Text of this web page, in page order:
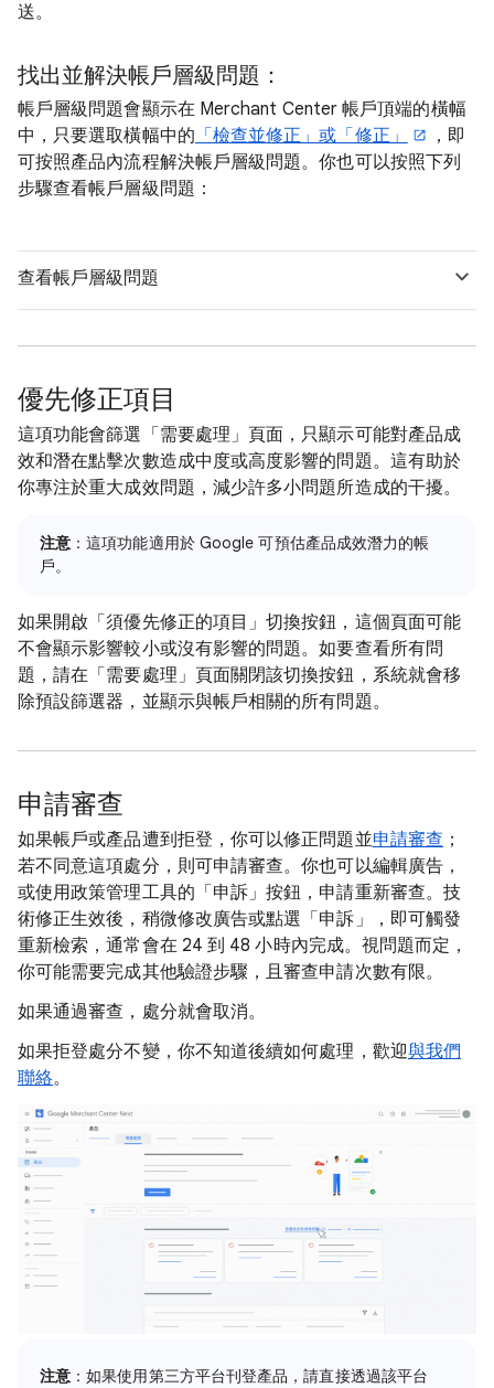
送。
找出並解決帳戶層級問題：
帳戶層級問題會顯示在 Merchant Center 帳戶頂端的橫幅
中，只要選取橫幅中的 「檢查並修正」或「修正」
，即
可按照產品內流程解決帳戶層級問題。你也可以按照下列
步驟查看帳戶層級問題：
查看帳戶層級問題
優先修正項目
這項功能會篩選「需要處理」頁面，只顯示可能對產品成
效和潛在點擊次數造成中度或高度影響的問題。這有助於
你專注於重大成效問題，減少許多小問題所造成的干擾。
注意 ：這項功能適用於 Google 可預估產品成效潛力的帳
戶。
如果開啟「須優先修正的項目」切換按鈕，這個頁面可能
不會顯示影響較小或沒有影響的問題。如要查看所有問
題，請在「需要處理」頁面關閉該切換按鈕，系統就會移
除預設篩選器，並顯示與帳戶相關的所有問題。
申請審查
如果帳戶或產品遭到拒登，你可以修正問題並申請審查 ；
若不同意這項處分，則可申請審查。你也可以編輯廣告，
或使用政策管理工具的「申訴」按鈕，申請重新審查。技
術修正生效後，稍微修改廣告或點選「申訴」，即可觸發
重新檢索，通常會在 24 到 48 小時內完成。視問題而定，
你可能需要完成其他驗證步驟，且審查申請次數有限。
如果通過審查，處分就會取消。
如果拒登處分不變，你不知道後續如何處理，歡迎與我們
聯絡。
注意 ：如果使用第三方平台刊登產品，請直接透過該平台